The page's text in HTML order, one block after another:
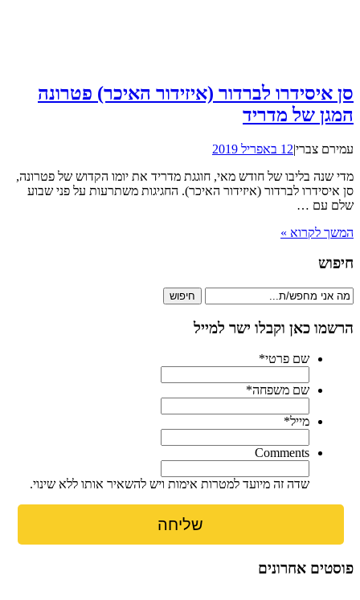
סן איסידרו לברדור (איזידור האיכר) פטרונה
המגן של מדריד
עמירם צברי|12 באפריל 2019
מדי שנה בליבו של חודש מאי, חוגגת מדריד את יומו הקדוש של פטרונה,
סן איסידרו לברדור (איזידור האיכר). החגיגות משתרעות על פני שבוע
שלם עם …
המשך לקרוא »
חיפוש
חיפוש
הרשמו כאן וקבלו ישר למייל
שם פרטי*
שם משפחה*
מייל*
Comments
שדה זה מיועד למטרות אימות ויש להשאיר אותו ללא שינוי.
פוסטים אחרונים